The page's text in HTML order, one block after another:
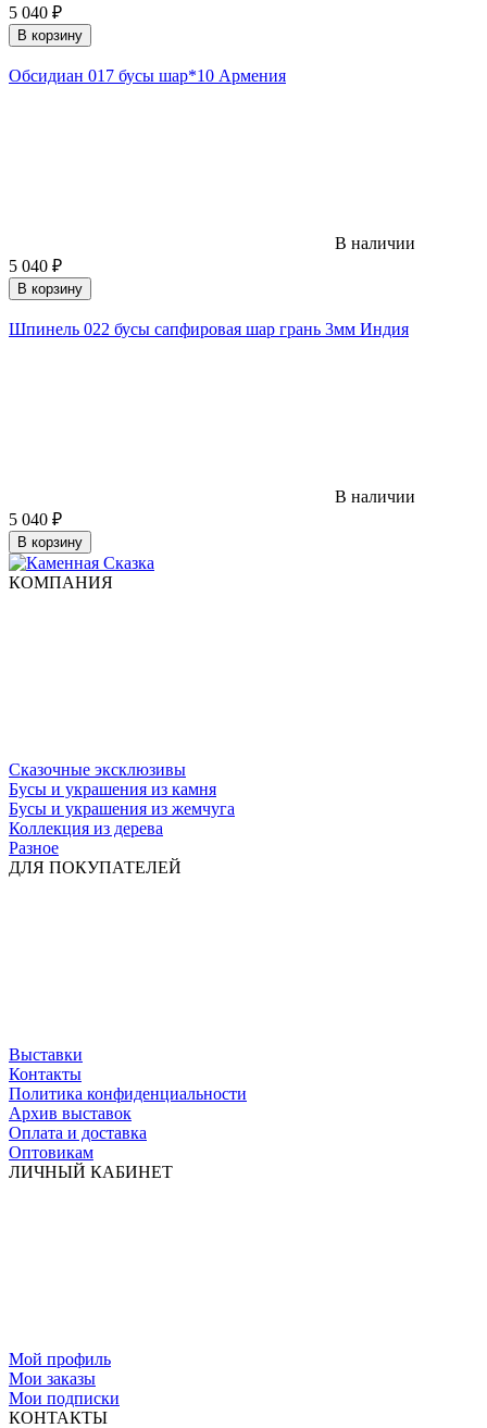
5 040 ₽
В корзину
Обсидиан 017 бусы шар*10 Армения
В наличии
5 040 ₽
В корзину
Шпинель 022 бусы сапфировая шар грань 3мм Индия
В наличии
5 040 ₽
В корзину
КОМПАНИЯ
Сказочные эксклюзивы
Бусы и украшения из камня
Бусы и украшения из жемчуга
Коллекция из дерева
Разное
ДЛЯ ПОКУПАТЕЛЕЙ
Выставки
Контакты
Политика конфиденциальности
Архив выставок
Оплата и доставка
Оптовикам
ЛИЧНЫЙ КАБИНЕТ
Мой профиль
Мои заказы
Мои подписки
КОНТАКТЫ